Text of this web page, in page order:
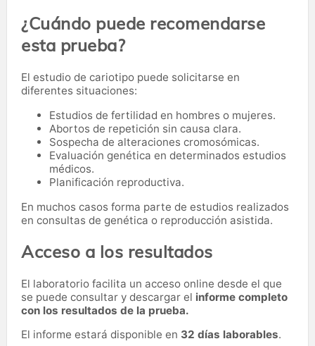
¿Cuándo puede recomendarse
esta prueba?
El estudio de cariotipo puede solicitarse en
diferentes situaciones:
Estudios de fertilidad en hombres o mujeres.
Abortos de repetición sin causa clara.
Sospecha de alteraciones cromosómicas.
Evaluación genética en determinados estudios
médicos.
Planificación reproductiva.
En muchos casos forma parte de estudios realizados
en consultas de genética o reproducción asistida.
Acceso a los resultados
El laboratorio facilita un acceso online desde el que
se puede consultar y descargar el informe completo
con los resultados de la prueba.
El informe estará disponible en 32 días laborables.